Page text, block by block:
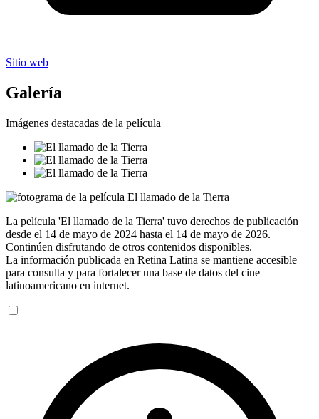
Sitio web
Galería
Imágenes destacadas de la película
La película 'El llamado de la Tierra' tuvo derechos de publicación
desde el 14 de mayo de 2024 hasta el 14 de mayo de 2026.
Continúen disfrutando de otros contenidos disponibles.
La información publicada en Retina Latina se mantiene accesible
para consulta y para fortalecer una base de datos del cine
latinoamericano en internet.